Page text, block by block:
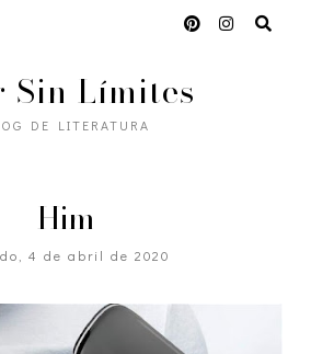
Sin Límites
DE LITERATURA
Him
4 de abril de 2020